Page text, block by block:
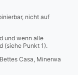
nicht auf
und wenn alle
(siehe Punkt 1).
Casa, Minerwa